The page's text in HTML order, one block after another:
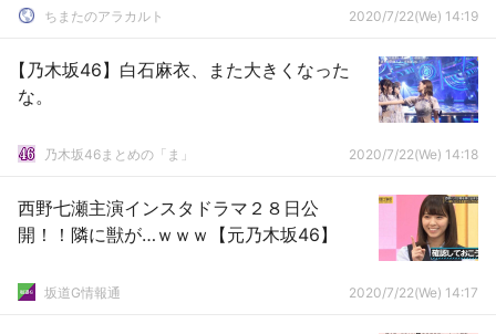
ちまたのアラカルト 2020/7/22(We) 14:19
【乃木坂46】白石麻衣、また大きくなった
な。
乃木坂46まとめの「ま」 2020/7/22(We) 14:18
西野七瀬主演インスタドラマ２８日公
開！！隣に獣が…ｗｗｗ【元乃木坂46】
坂道G情報通 2020/7/22(We) 14:17